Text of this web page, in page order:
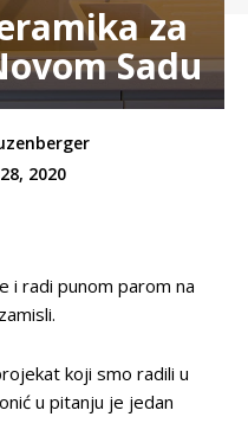
za
Sadu
2020
i radi punom parom na
koji smo radili u
u pitanju je jedan